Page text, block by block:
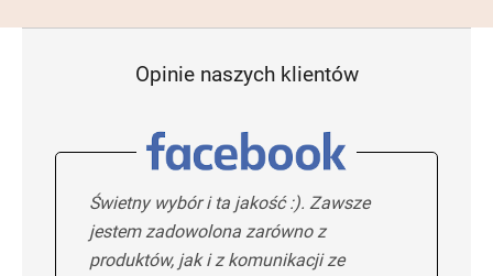
Opinie naszych klientów
Świetny wybór i ta jakość :). Zawsze
jestem zadowolona zarówno z
produktów, jak i z komunikacji ze